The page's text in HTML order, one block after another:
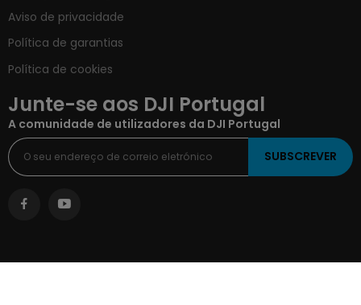
Aviso de privacidade
Política de garantias
Política de cookies
Junte-se aos DJI Portugal
A comunidade de utilizadores da DJI Portugal
SUBSCREVER